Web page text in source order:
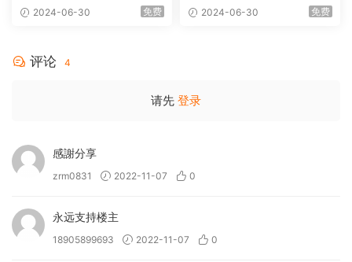
1080p Blu-ray AVC DTS-HD
2024-06-30 免费
B] 2024-06-30 免费
评论 4
请先 登录
感謝分享
zrm0831 2022-11-07 0
永远支持楼主
18905899693 2022-11-07 0